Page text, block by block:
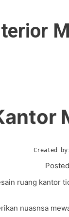
Created
ruang kantor
nuasnsa